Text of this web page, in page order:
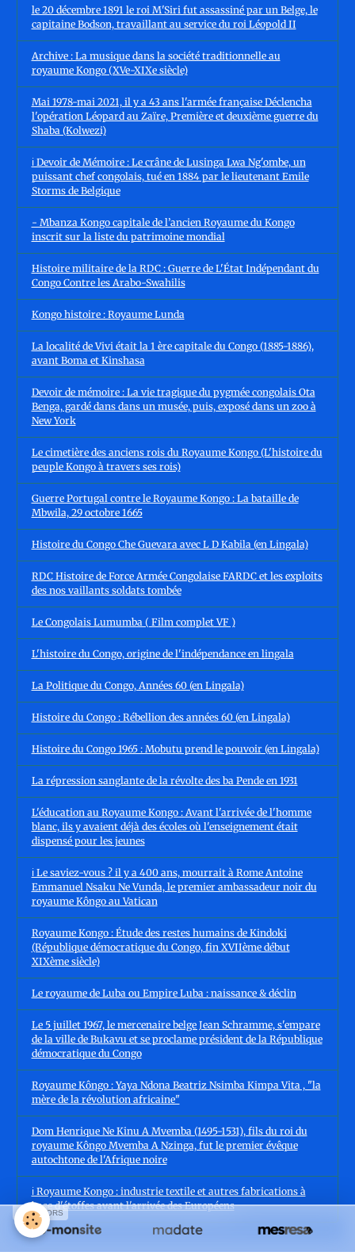
le 20 décembre 1891 le roi M'Siri fut assassiné par un Belge, le
capitaine Bodson, travaillant au service du roi Léopold II
Archive : La musique dans la société traditionnelle au
royaume Kongo (XVe-XIXe siècle)
Mai 1978-mai 2021, il y a 43 ans l'armée française Déclencha
l'opération Léopard au Zaïre, Première et deuxième guerre du
Shaba (Kolwezi)
ℹ️ Devoir de Mémoire : Le crâne de Lusinga Lwa Ng'ombe, un
puissant chef congolais, tué en 1884 par le lieutenant Emile
Storms de Belgique
- Mbanza Kongo capitale de l’ancien Royaume du Kongo
inscrit sur la liste du patrimoine mondial
Histoire militaire de la RDC : Guerre de L'État Indépendant du
Congo Contre les Arabo-Swahilis
Kongo histoire : Royaume Lunda
La localité de Vivi était la 1 ère capitale du Congo (1885-1886),
avant Boma et Kinshasa
Devoir de mémoire : La vie tragique du pygmée congolais Ota
Benga, gardé dans dans un musée, puis, exposé dans un zoo à
New York
Le cimetière des anciens rois du Royaume Kongo (L'histoire du
peuple Kongo à travers ses rois)
Guerre Portugal contre le Royaume Kongo : La bataille de
Mbwila, 29 octobre 1665
Histoire du Congo Che Guevara avec L D Kabila (en Lingala)
RDC Histoire de Force Armée Congolaise FARDC et les exploits
des nos vaillants soldats tombée
Le Congolais Lumumba ( Film complet VF )
L'histoire du Congo, origine de l'indépendance en lingala
La Politique du Congo, Années 60 (en Lingala)
Histoire du Congo : Rébellion des années 60 (en Lingala)
Histoire du Congo 1965 : Mobutu prend le pouvoir (en Lingala)
La répression sanglante de la révolte des ba Pende en 1931
L'éducation au Royaume Kongo : Avant l'arrivée de l'homme
blanc, ils y avaient déjà des écoles où l'enseignement était
dispensé pour les jeunes
ℹ️ Le saviez-vous ? il y a 400 ans, mourrait à Rome Antoine
Emmanuel Nsaku Ne Vunda, le premier ambassadeur noir du
royaume Kôngo au Vatican
Royaume Kongo : Étude des restes humains de Kindoki
(République démocratique du Congo, fin XVIIème début
XIXème siècle)
Le royaume de Luba ou Empire Luba : naissance & déclin
Le 5 juillet 1967, le mercenaire belge Jean Schramme, s'empare
de la ville de Bukavu et se proclame président de la République
démocratique du Congo
Royaume Kôngo : Yaya Ndona Beatriz Nsimba Kimpa Vita , "la
mère de la révolution africaine"
Dom Henrique Ne Kinu A Mvemba (1495-1531), fils du roi du
royaume Kôngo Mvemba A Nzinga, fut le premier évêque
autochtone de l'Afrique noire
ℹ️ Royaume Kongo : industrie textile et autres fabrications à
base d'étoffes avant l'arrivée des Européens
SPONSORS